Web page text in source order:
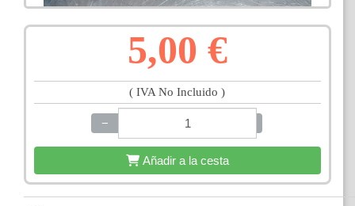
5,00 €
( IVA No Incluido )
−
Añadir a la cesta